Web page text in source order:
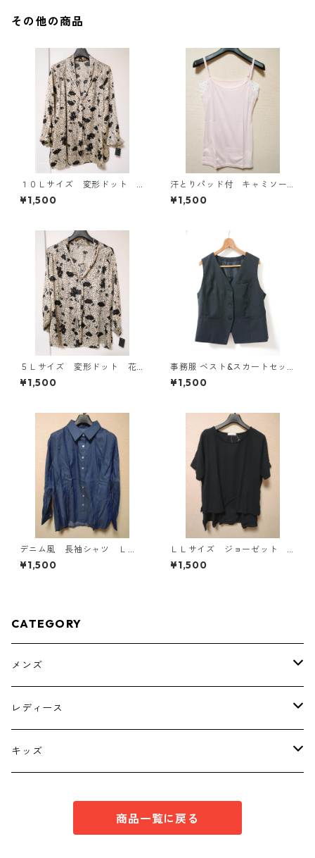
その他の商品
１０Ｌサイズ 変形ドット
花柄 ボウタイブラウス オ
フホワイト KAE-4774
¥1,500
汗とりパッド付 キャミソー
ル Ｌ ライトピンク KAE-
4789
¥1,500
５Ｌサイズ 変形ドット 花
柄 ボウタイブラウス オフ
ホワイト KAE-4764
¥1,500
事務服 ベスト&スカートセッ
ト 3L ブラック ◆KIY-1299◆
¥1,500
デニム風 長袖シャツ Ｌ
Ｌ ブルー KAE-4801
¥1,500
ＬＬサイズ ジョーゼット
レイヤード風プルオーバー
ブラック KAE-4785
¥1,500
CATEGORY
メンズ
トップス
ボトムス
レディース
トップス
キッズ
商品一覧に戻る